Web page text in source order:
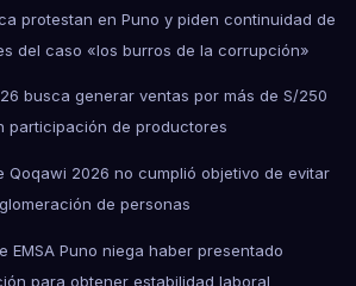
protestan en Puno y piden continuidad de
del caso «los burros de la corrupción»
busca generar ventas por más de S/250
participación de productores
Qoqawi 2026 no cumplió objetivo de evitar
de personas
EMSA Puno niega haber presentado
para obtener estabilidad laboral